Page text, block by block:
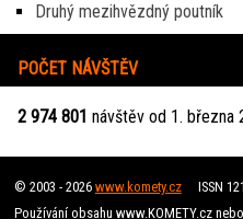
Druhý mezihvězdný poutník
POČET NÁVŠTĚV
2 974 801 návštěv od 1. března
© 2003 - 2026 www.komety.czISSN
Používání obsahu www.KOMETY.cz